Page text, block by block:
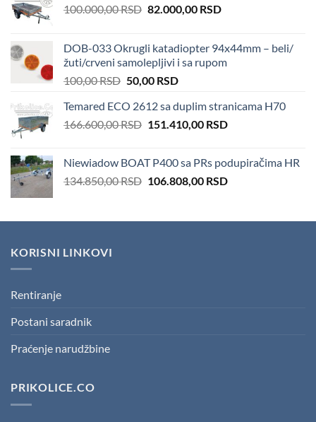
100.000,00RSD Original
100.000,00 RSD.
82.000,00 RSDCurrent
82.000,00 RSD.
DOB-033 Okrugli katadiopter 94x44mm – beli/
žuti/crveni samolepljivi i sa rupom
100,00RSD Original
was:
100,00 RSD.
50,00 RSDCurrent
is:
50,00 RSD.
Temared ECO 2612 sa duplim stranicama H70
166.600,00RSD Original
166.600,00 RSD.
151.410,00 RSDCurrent
151.410,00 RSD.
Niewiadow BOAT P400 sa PRs podupiračima HR
134.850,00RSD Original
134.850,00 RSD.
106.808,00 RSDCurrent
106.808,00 RSD.
KORISNI LINKOVI
Rentiranje
Postani saradnik
Praćenje narudžbine
PRIKOLICE.CO